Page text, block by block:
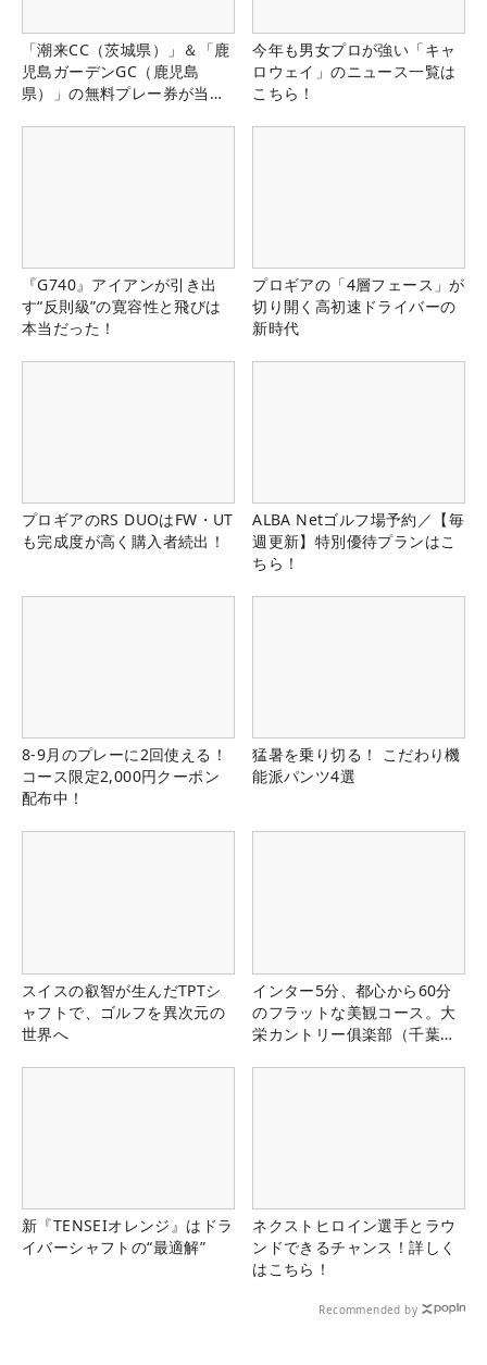
「潮来CC（茨城県）」＆「鹿
児島ガーデンGC（鹿児島
県）」の無料プレー券が当た
今年も男女プロが強い「キャ
ロウェイ」のニュース一覧は
こちら！
『G740』アイアンが引き出
す“反則級”の寛容性と飛びは
本当だった！
プロギアの「4層フェース」が
切り開く高初速ドライバーの
新時代
プロギアのRS DUOはFW・UT
も完成度が高く購入者続出！
ALBA Netゴルフ場予約／【毎
週更新】特別優待プランはこ
ちら！
8-9月のプレーに2回使える！
コース限定2,000円クーポン
配布中！
猛暑を乗り切る！ こだわり機
能派パンツ4選
スイスの叡智が生んだTPTシ
ャフトで、ゴルフを異次元の
世界へ
インター5分、都心から60分
のフラットな美観コース。大
栄カントリー俱楽部（千葉
新『TENSEIオレンジ』はドラ
イバーシャフトの“最適解”
ネクストヒロイン選手とラウ
ンドできるチャンス！詳しく
はこちら！
Recommended by